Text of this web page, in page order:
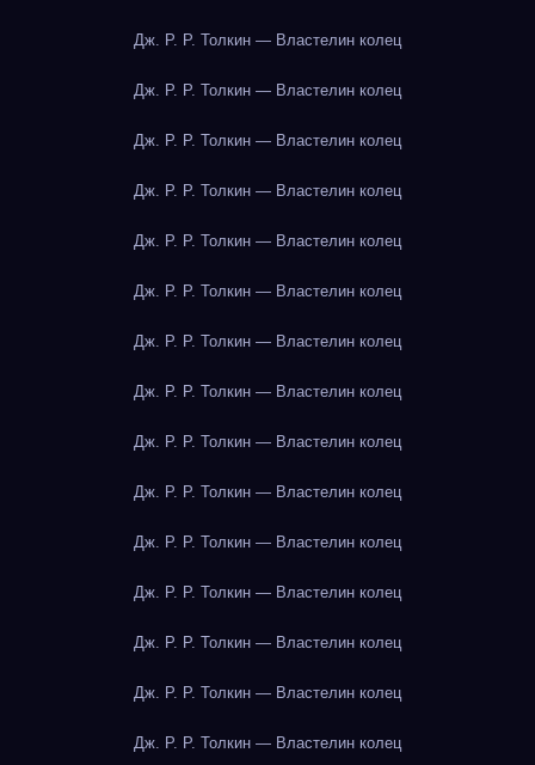
Дж. Р. Р. Толкин — Властелин колец
Дж. Р. Р. Толкин — Властелин колец
Дж. Р. Р. Толкин — Властелин колец
Дж. Р. Р. Толкин — Властелин колец
Дж. Р. Р. Толкин — Властелин колец
Дж. Р. Р. Толкин — Властелин колец
Дж. Р. Р. Толкин — Властелин колец
Дж. Р. Р. Толкин — Властелин колец
Дж. Р. Р. Толкин — Властелин колец
Дж. Р. Р. Толкин — Властелин колец
Дж. Р. Р. Толкин — Властелин колец
Дж. Р. Р. Толкин — Властелин колец
Дж. Р. Р. Толкин — Властелин колец
Дж. Р. Р. Толкин — Властелин колец
Дж. Р. Р. Толкин — Властелин колец